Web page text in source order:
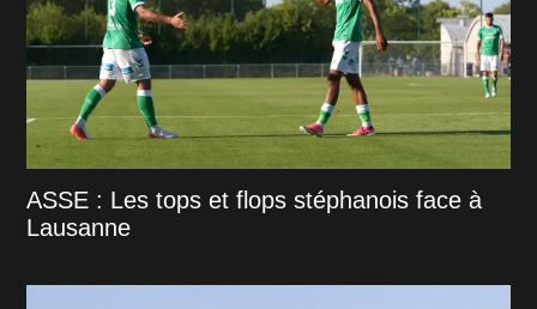
ASSE : Les tops et flops stéphanois face à
Lausanne